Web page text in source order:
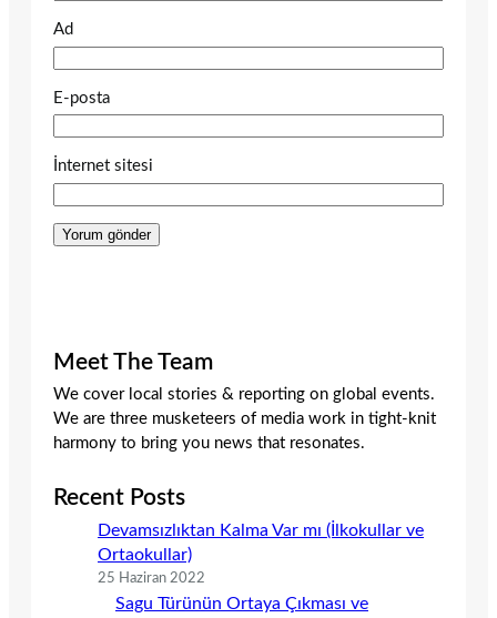
Ad
E-posta
İnternet sitesi
Meet The Team
We cover local stories & reporting on global events.
We are three musketeers of media work in tight-knit
harmony to bring you news that resonates.
Recent Posts
Devamsızlıktan Kalma Var mı (İlkokullar ve
Ortaokullar)
25 Haziran 2022
Sagu Türünün Ortaya Çıkması ve